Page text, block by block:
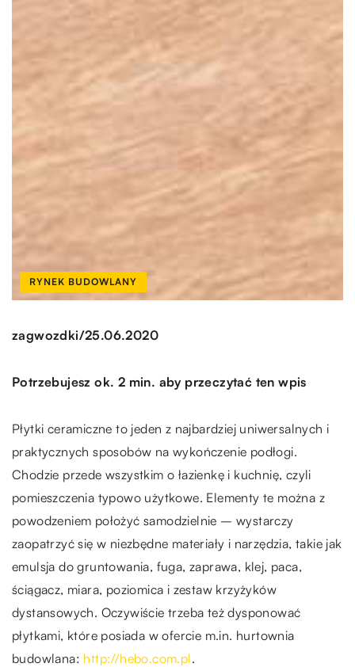
RYNEK BUDOWLANY
zagwozdki/25.06.2020
Potrzebujesz ok. 2 min. aby przeczytać ten wpis
Płytki ceramiczne to jeden z najbardziej uniwersalnych i
praktycznych sposobów na wykończenie podłogi.
Chodzie przede wszystkim o łazienkę i kuchnię, czyli
pomieszczenia typowo użytkowe. Elementy te można z
powodzeniem położyć samodzielnie – wystarczy
zaopatrzyć się w niezbędne materiały i narzędzia, takie jak
emulsja do gruntowania, fuga, zaprawa, klej, paca,
ściągacz, miara, poziomica i zestaw krzyżyków
dystansowych. Oczywiście trzeba też dysponować
płytkami, które posiada w ofercie m.in. hurtownia
budowlana: http://hebo.com.pl.